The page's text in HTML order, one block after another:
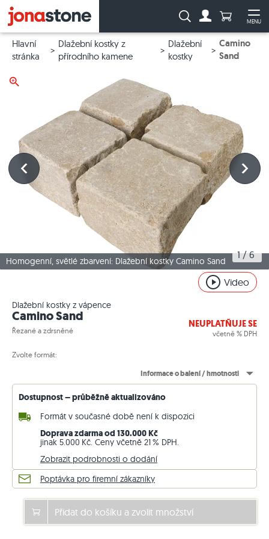
MENU
Vyhledávání:Počet
Hlavní
stránka
Dlažební kostky z
přírodního kamene
Dlažební
kostky
Camino
Sand
Homogenní, světlé zbarvení: Dlažební kostky Camino Sand
1 / 6
Video
Dlažební kostky z vápence
Camino Sand
Řezané a zdrsněné
NEUPLATŇUJE SE
včetně % DPH
Zvolte formát:
Informace o balení / hmotnosti
Dostupnost – průběžně aktualizováno
Formát v současné době není k dispozici
Doprava zdarma od 130.000 Kč
jinak 5.000 Kč. Ceny včetně 21 % DPH.
Zobrazit podrobnosti o dodání
Poptávka pro firemní zákazníky
Přidat do košíku a zvolit množství